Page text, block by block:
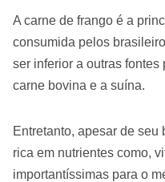
A carne de frango é a
consumida pelos
ser inferior a outras fontes
carne bovina e a suína.
Entretanto, apesar de seu
rica em nutrientes como,
importantíssimas para o